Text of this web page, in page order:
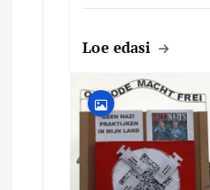
Loe edasi